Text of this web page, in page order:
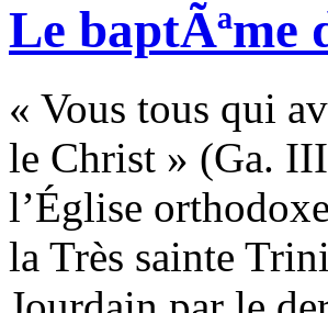
Le baptÃªme
« Vous tous qui
le Christ » (Ga.
l’Église
la Très sainte